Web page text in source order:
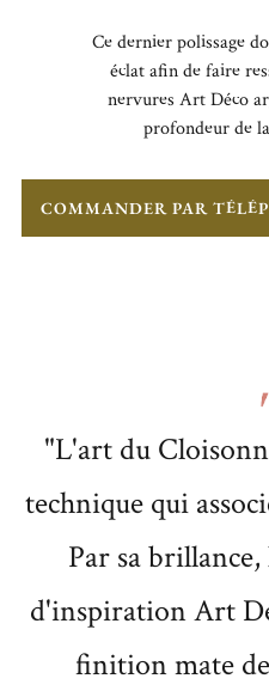
Ce dernier polissage
éclat afin de faire
nervures Art Déco
profondeur de
COMMANDER PAR
"L'art du
technique qui
Par sa
d'inspiration Art
finition mate